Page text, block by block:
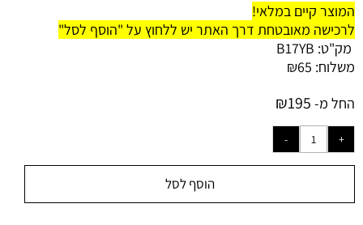
המוצר קיים במלאי!
לרכישה מאובטחת דרך האתר יש ללחוץ על "הוסף לסל"
מק"ט: B17YB
משלוח:
₪65
החל מ-
₪195
הוסף לסל